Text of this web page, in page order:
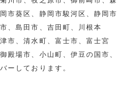
市葵区、静岡市駿河区、静岡市
、島田市、吉田町、川根本
市、清水町、富士市、富士宮
殿場市、小山町、伊豆の国市、
ーしております。